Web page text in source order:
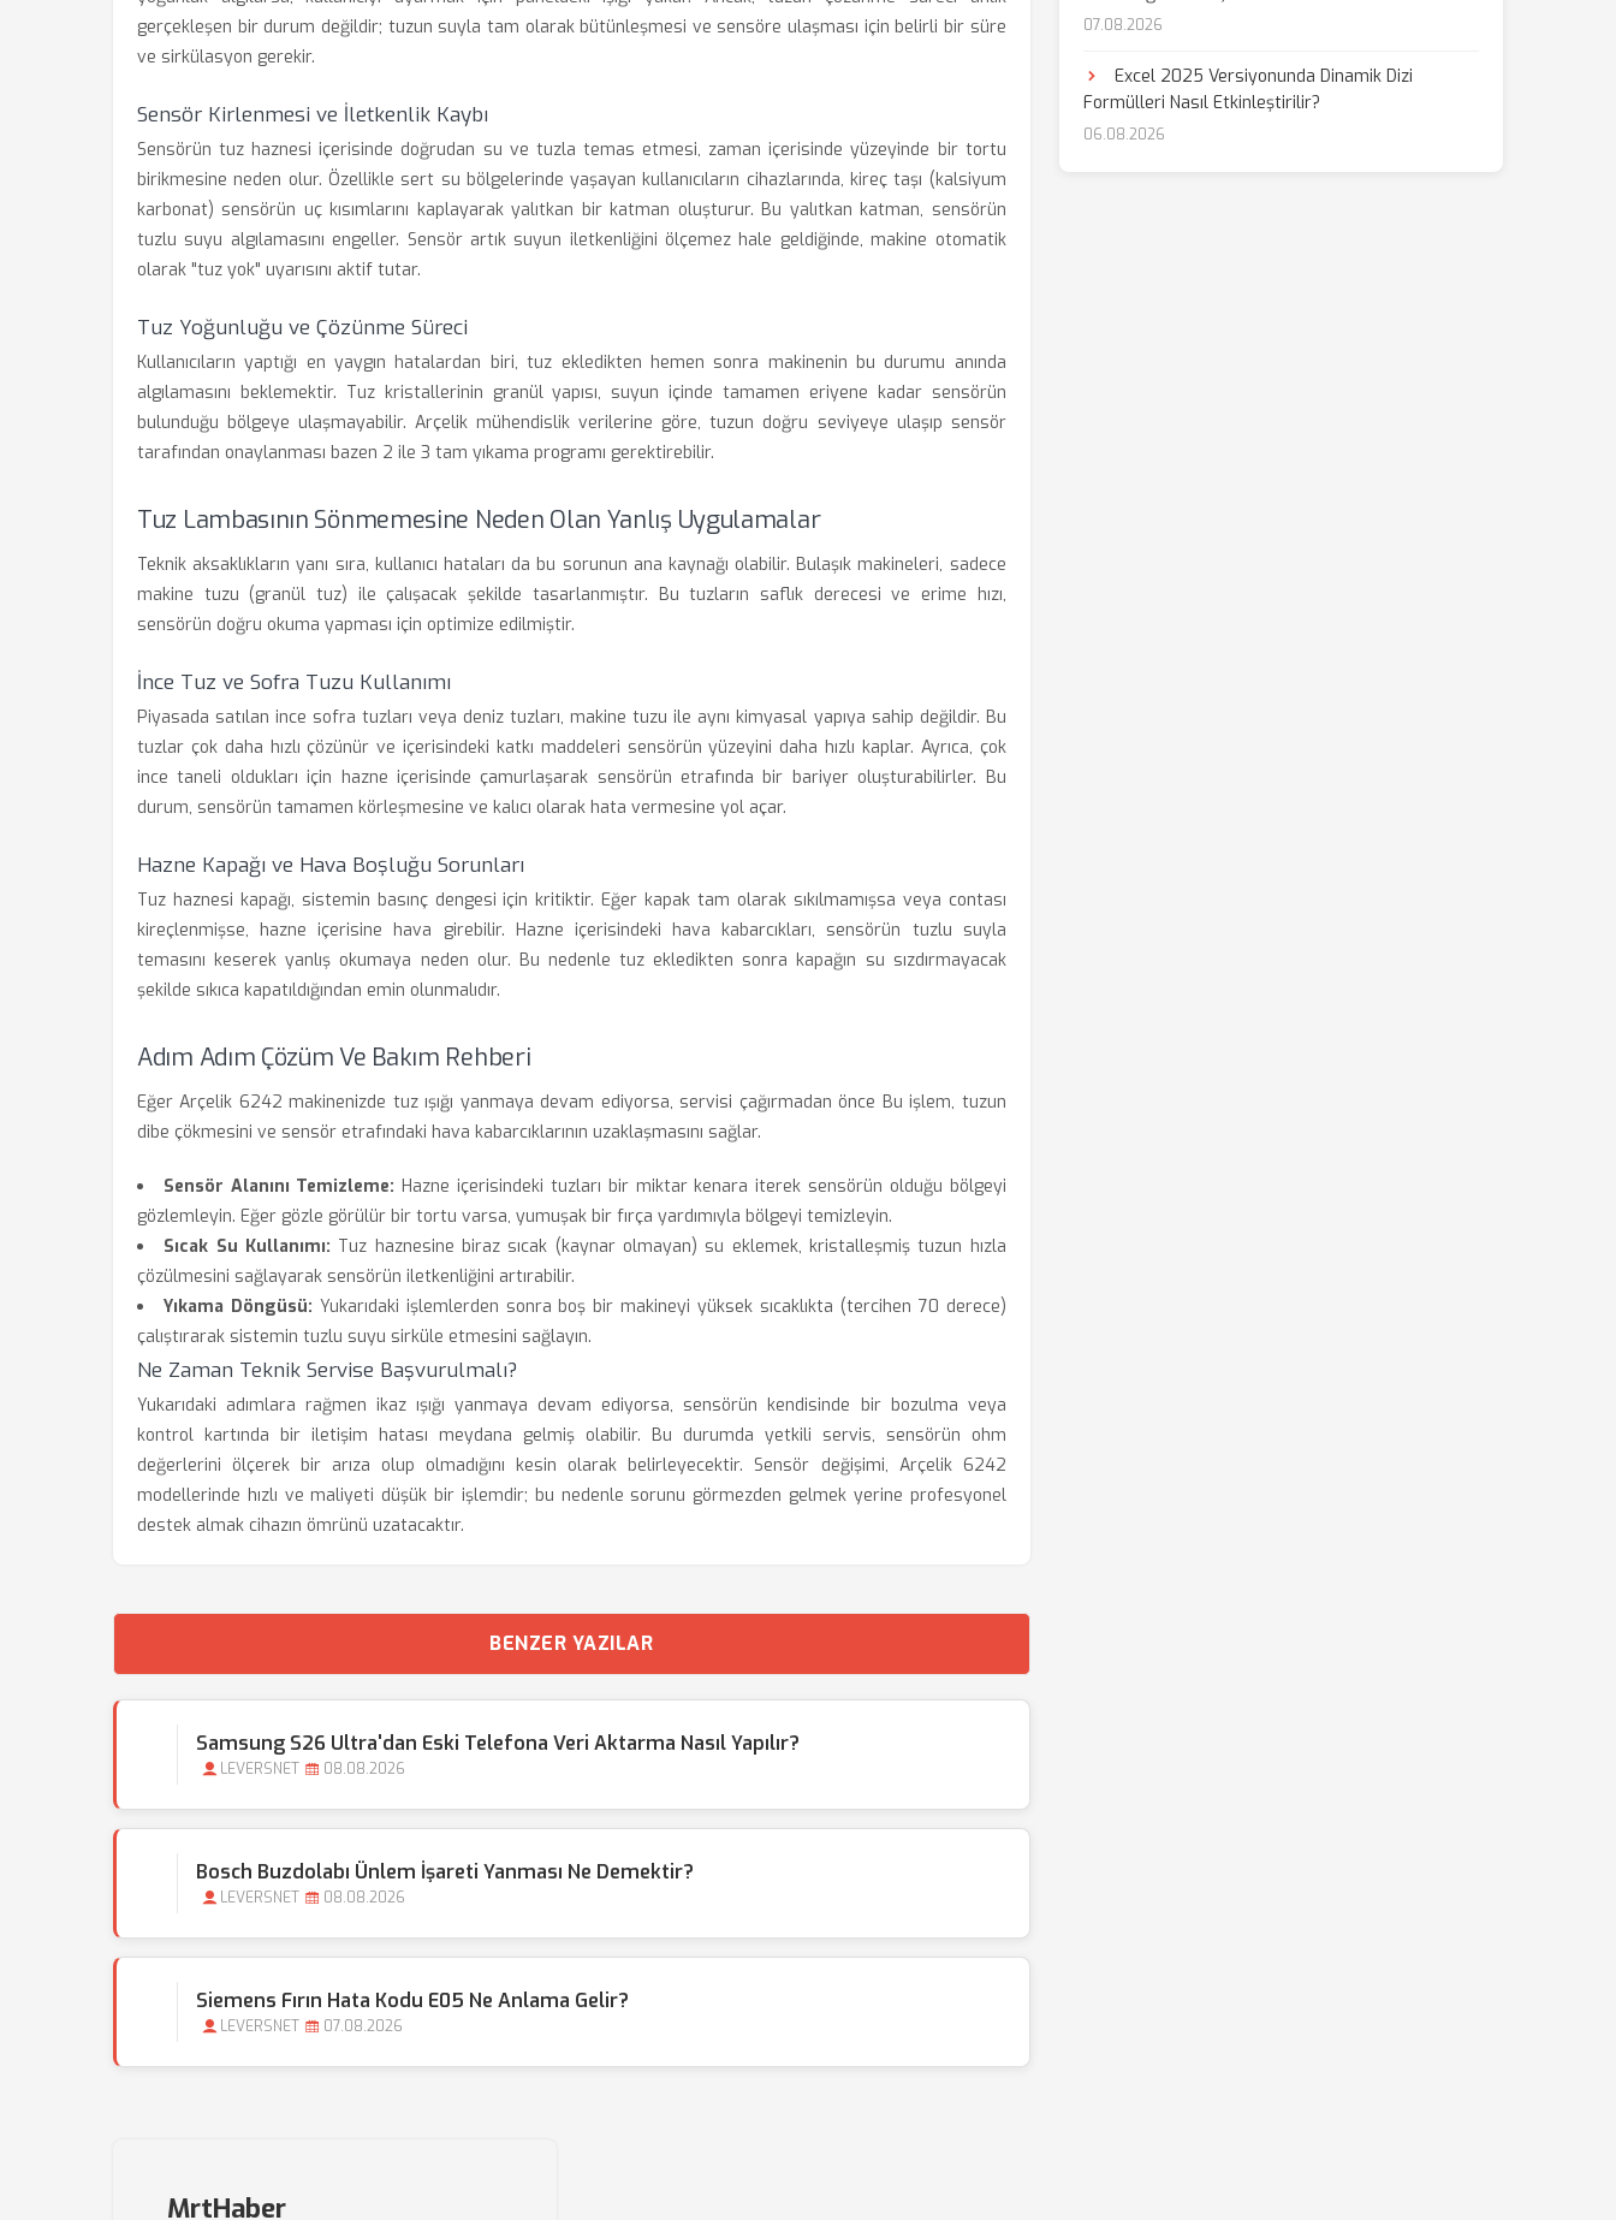
gerçekleşen bir durum değildir; tuzun suyla tam olarak bütünleşmesi ve sensöre ulaşması için belirli bir süre
ve sirkülasyon gerekir.
Sensör Kirlenmesi ve İletkenlik Kaybı
Sensörün tuz haznesi içerisinde doğrudan su ve tuzla temas etmesi, zaman içerisinde yüzeyinde bir tortu
birikmesine neden olur. Özellikle sert su bölgelerinde yaşayan kullanıcıların cihazlarında, kireç taşı (kalsiyum
karbonat) sensörün uç kısımlarını kaplayarak yalıtkan bir katman oluşturur. Bu yalıtkan katman, sensörün
tuzlu suyu algılamasını engeller. Sensör artık suyun iletkenliğini ölçemez hale geldiğinde, makine otomatik
olarak "tuz yok" uyarısını aktif tutar.
Tuz Yoğunluğu ve Çözünme Süreci
Kullanıcıların yaptığı en yaygın hatalardan biri, tuz ekledikten hemen sonra makinenin bu durumu anında
algılamasını beklemektir. Tuz kristallerinin granül yapısı, suyun içinde tamamen eriyene kadar sensörün
bulunduğu bölgeye ulaşmayabilir. Arçelik mühendislik verilerine göre, tuzun doğru seviyeye ulaşıp sensör
tarafından onaylanması bazen 2 ile 3 tam yıkama programı gerektirebilir.
Tuz Lambasının Sönmemesine Neden Olan Yanlış Uygulamalar
Teknik aksaklıkların yanı sıra, kullanıcı hataları da bu sorunun ana kaynağı olabilir. Bulaşık makineleri, sadece
makine tuzu (granül tuz) ile çalışacak şekilde tasarlanmıştır. Bu tuzların saflık derecesi ve erime hızı,
sensörün doğru okuma yapması için optimize edilmiştir.
İnce Tuz ve Sofra Tuzu Kullanımı
Piyasada satılan ince sofra tuzları veya deniz tuzları, makine tuzu ile aynı kimyasal yapıya sahip değildir. Bu
tuzlar çok daha hızlı çözünür ve içerisindeki katkı maddeleri sensörün yüzeyini daha hızlı kaplar. Ayrıca, çok
ince taneli oldukları için hazne içerisinde çamurlaşarak sensörün etrafında bir bariyer oluşturabilirler. Bu
durum, sensörün tamamen körleşmesine ve kalıcı olarak hata vermesine yol açar.
Hazne Kapağı ve Hava Boşluğu Sorunları
Tuz haznesi kapağı, sistemin basınç dengesi için kritiktir. Eğer kapak tam olarak sıkılmamışsa veya contası
kireçlenmişse, hazne içerisine hava girebilir. Hazne içerisindeki hava kabarcıkları, sensörün tuzlu suyla
temasını keserek yanlış okumaya neden olur. Bu nedenle tuz ekledikten sonra kapağın su sızdırmayacak
şekilde sıkıca kapatıldığından emin olunmalıdır.
Adım Adım Çözüm Ve Bakım Rehberi
Eğer Arçelik 6242 makinenizde tuz ışığı yanmaya devam ediyorsa, servisi çağırmadan önce Bu işlem, tuzun
dibe çökmesini ve sensör etrafındaki hava kabarcıklarının uzaklaşmasını sağlar.
Sensör Alanını Temizleme: Hazne içerisindeki tuzları bir miktar kenara iterek sensörün olduğu bölgeyi
gözlemleyin. Eğer gözle görülür bir tortu varsa, yumuşak bir fırça yardımıyla bölgeyi temizleyin.
Sıcak Su Kullanımı: Tuz haznesine biraz sıcak (kaynar olmayan) su eklemek, kristalleşmiş tuzun hızla
çözülmesini sağlayarak sensörün iletkenliğini artırabilir.
Yıkama Döngüsü: Yukarıdaki işlemlerden sonra boş bir makineyi yüksek sıcaklıkta (tercihen 70 derece)
çalıştırarak sistemin tuzlu suyu sirküle etmesini sağlayın.
Ne Zaman Teknik Servise Başvurulmalı?
Yukarıdaki adımlara rağmen ikaz ışığı yanmaya devam ediyorsa, sensörün kendisinde bir bozulma veya
kontrol kartında bir iletişim hatası meydana gelmiş olabilir. Bu durumda yetkili servis, sensörün ohm
değerlerini ölçerek bir arıza olup olmadığını kesin olarak belirleyecektir. Sensör değişimi, Arçelik 6242
modellerinde hızlı ve maliyeti düşük bir işlemdir; bu nedenle sorunu görmezden gelmek yerine profesyonel
destek almak cihazın ömrünü uzatacaktır.
BENZER YAZILAR
Samsung S26 Ultra'dan Eski Telefona Veri Aktarma Nasıl Yapılır?
LEVERSNET 08.08.2026
Bosch Buzdolabı Ünlem İşareti Yanması Ne Demektir?
LEVERSNET 08.08.2026
Siemens Fırın Hata Kodu E05 Ne Anlama Gelir?
LEVERSNET 07.08.2026
07.08.2026
Excel 2025 Versiyonunda Dinamik Dizi
Formülleri Nasıl Etkinleştirilir?
06.08.2026
MrtHaber